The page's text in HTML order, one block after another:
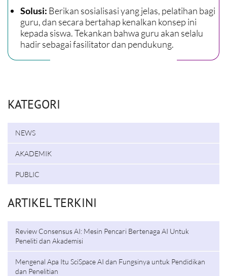
Solusi: Berikan sosialisasi yang jelas, pelatihan bagi
guru, dan secara bertahap kenalkan konsep ini
kepada siswa. Tekankan bahwa guru akan selalu
hadir sebagai fasilitator dan pendukung.
KATEGORI
NEWS
AKADEMIK
PUBLIC
ARTIKEL TERKINI
Review Consensus AI: Mesin Pencari Bertenaga AI Untuk
Peneliti dan Akademisi
Mengenal Apa Itu SciSpace AI dan Fungsinya untuk Pendidikan
dan Penelitian